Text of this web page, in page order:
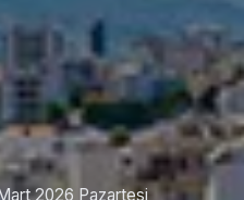
2026 Pazartesi